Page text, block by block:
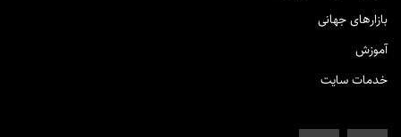
بازارهای جهانی
آموزش
خدمات سایت